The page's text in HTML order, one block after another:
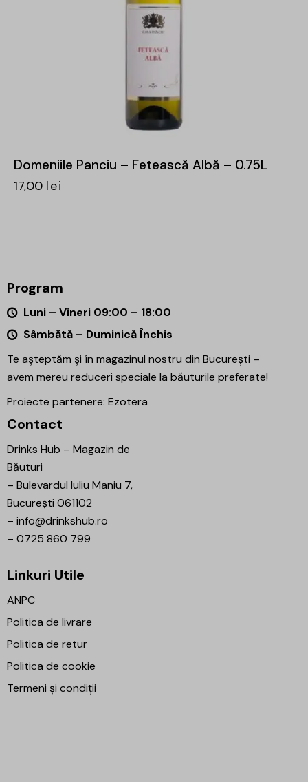
Domeniile Panciu – Fetească Albă – 0.75L
17,00 lei
Program
Luni – Vineri 09:00 – 18:00
Sâmbătă – Duminică Închis
Te așteptăm și în magazinul nostru din București –
avem mereu reduceri speciale la băuturile preferate!
Proiecte partenere: Ezotera
Contact
Drinks Hub – Magazin de
Băuturi
– Bulevardul Iuliu Maniu 7,
București 061102
– info@drinkshub.ro
– 0725 860 799
Linkuri Utile
ANPC
Politica de livrare
Politica de retur
Politica de cookie
Termeni și condiții